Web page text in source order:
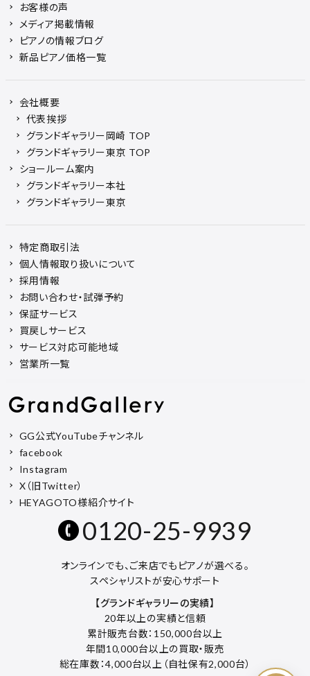
お客様の声
メディア掲載情報
ピアノの情報ブログ
新品ピアノ価格一覧
会社概要
代表挨拶
グランドギャラリー岡崎 TOP
グランドギャラリー東京 TOP
ショールーム案内
グランドギャラリー本社
グランドギャラリー東京
特定商取引法
個人情報取り扱いについて
採用情報
お問い合わせ・試弾予約
保証サービス
買戻しサービス
サービス対応可能地域
営業所一覧
GG公式YouTubeチャンネル
facebook
Instagram
X（旧Twitter）
HEYAGOTO様紹介サイト
0120-25-9939
オンラインでも、ご来店でもピアノが選べる。
スペシャリストが安心サポート
【グランドギャラリーの実績】
20年以上の実績と信頼
累計販売台数：150,000台以上
年間10,000台以上の買取・販売
総在庫数：4,000台以上（自社保有2,000台）